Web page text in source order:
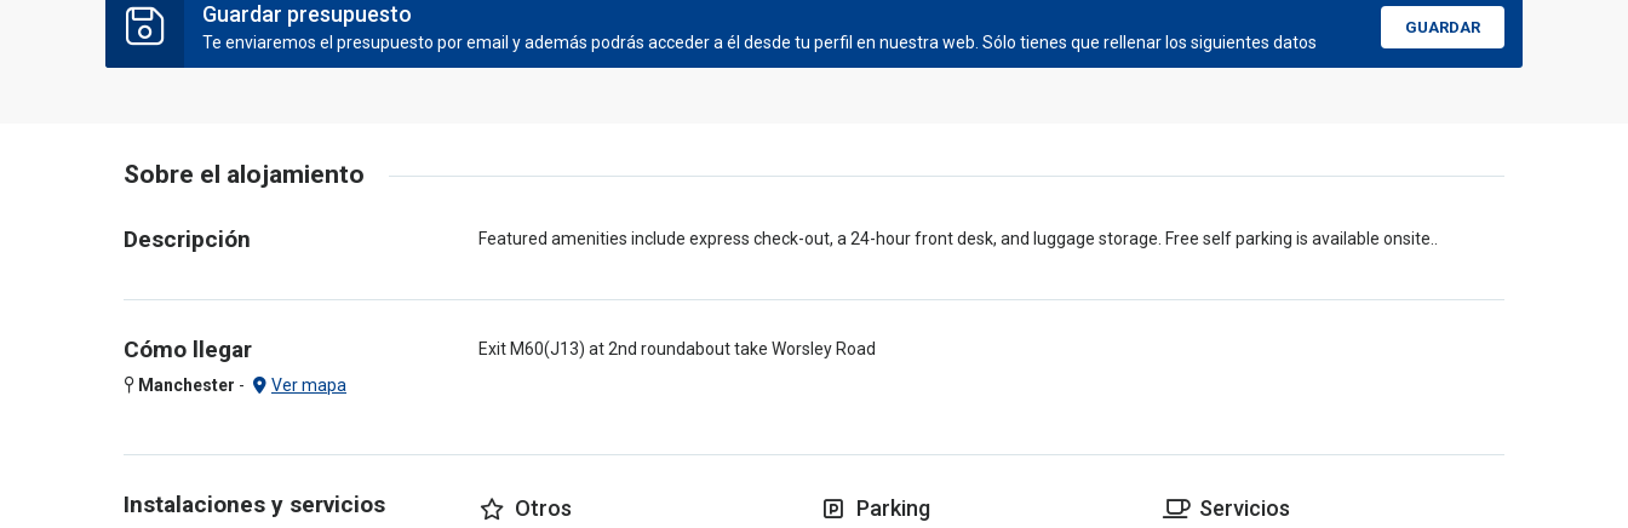
Guardar presupuesto
Te enviaremos el presupuesto por email y además podrás acceder a él desde tu perfil en nuestra web. Sólo tienes que rellenar los siguientes datos
GUARDAR
Sobre el alojamiento
Descripción Featured amenities include express check-out, a 24-hour front desk, and luggage storage. Free self parking is available onsite..
Cómo llegar
Manchester - Ver mapa
Exit M60(J13) at 2nd roundabout take Worsley Road
Instalaciones y servicios Otros Parking Servicios